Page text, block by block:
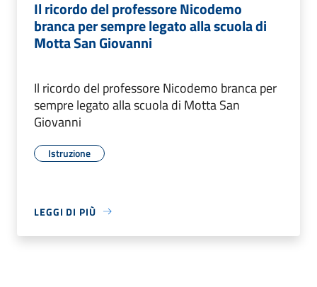
Il ricordo del professore Nicodemo
branca per sempre legato alla scuola di
Motta San Giovanni
Il ricordo del professore Nicodemo branca per
sempre legato alla scuola di Motta San
Giovanni
Istruzione
LEGGI DI PIÙ